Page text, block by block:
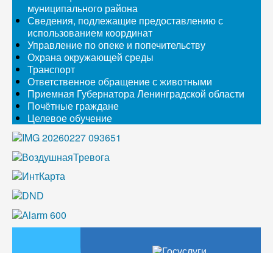
муниципального района
Сведения, подлежащие предоставлению с
использованием координат
Управление по опеке и попечительству
Охрана окружающей среды
Транспорт
Ответственное обращение с животными
Приемная Губернатора Ленинградской области
Почётные граждане
Целевое обучение